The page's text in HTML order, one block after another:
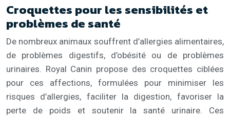
Croquettes pour les sensibilités et
problèmes de santé
De nombreux animaux souffrent d’allergies alimentaires,
de problèmes digestifs, d’obésité ou de problèmes
urinaires. Royal Canin propose des croquettes ciblées
pour ces affections, formulées pour minimiser les
risques d’allergies, faciliter la digestion, favoriser la
perte de poids et soutenir la santé urinaire. Ces